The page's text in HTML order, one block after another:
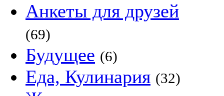
Анкеты для друзей
(69)
Будущее (6)
Еда, Кулинария (32)